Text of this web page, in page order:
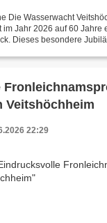
Die Wasserwacht
im Jahr 2026 auf 60 Jahre
Dieses besondere
Veitshöchheim
22:29